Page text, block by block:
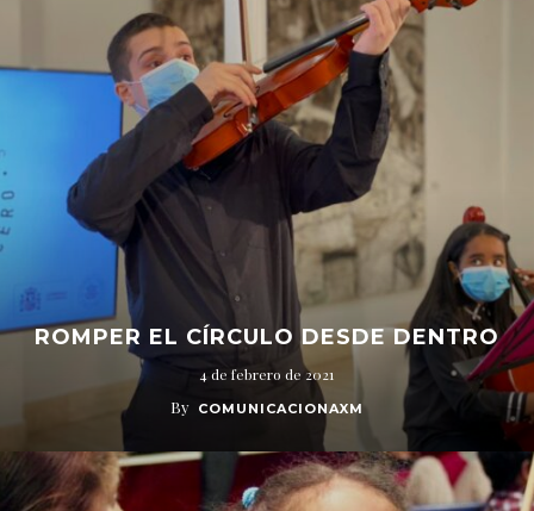
ROMPER EL CÍRCULO DESDE DENTRO
4 de febrero de 2021
By COMUNICACIONAXM